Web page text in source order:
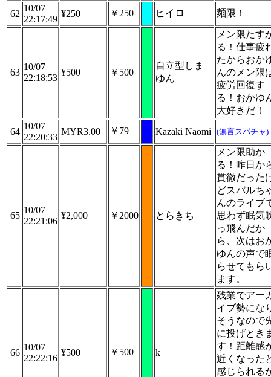
62
10/07
22:17:49
¥250 ￥250 ヒイロ 麺限！
63
10/07
22:18:53
¥500 ￥500
自立型しま
ゆん
メン限たす
る！仕事疲
たからおか
んのメン限
疲労回復す
る！おかゆ
大好きだ！
64
10/07
22:20:33
MYR3.00 ￥79 Kazaki Naomi (無言スパチャ)
65
10/07
22:21:06
¥2,000 ￥2000 とらきち
メン限助か
る！昨日か
貫徹だった
どスバルち
んのライブ
思わず眠気
っ飛んだか
ら、次はお
ゆんの声で
らせてもら
ます。
66
10/07
22:22:16
¥500 ￥500 k
残業でアー
イブ勢にな
そうなので
に投げとき
す！距離感
近くなった
感じられる